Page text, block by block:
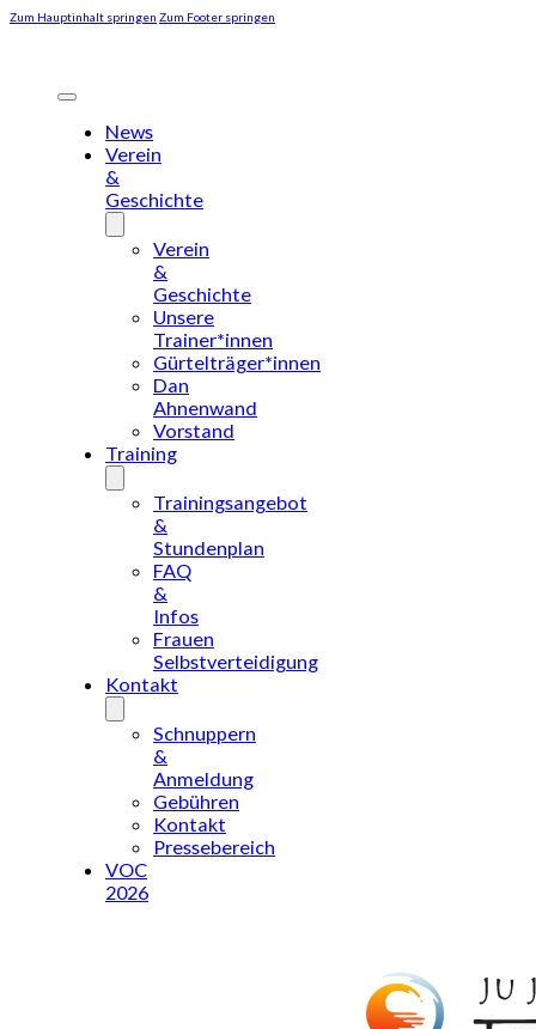
Zum Hauptinhalt springen Zum Footer springen
News
Verein
&
Geschichte
Verein
&
Geschichte
Unsere
Trainer*innen
Gürtelträger*innen
Dan
Ahnenwand
Vorstand
Training
Trainingsangebot
&
Stundenplan
FAQ
&
Infos
Frauen
Selbstverteidigung
Kontakt
Schnuppern
&
Anmeldung
Gebühren
Kontakt
Pressebereich
VOC
2026